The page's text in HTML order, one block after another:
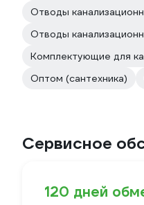
Отводы
Отводы
Комплектующие для
Оптом (сантехника)
Сервисное
120 дней